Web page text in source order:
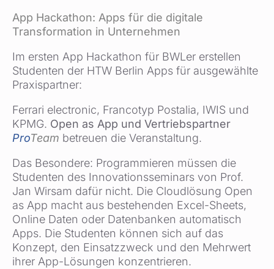
App Hackathon: Apps für die digitale
Transformation in Unternehmen
Im ersten App Hackathon für BWLer erstellen
Studenten der HTW Berlin Apps für ausgewählte
Praxispartner:
Ferrari electronic, Francotyp Postalia, IWIS und
KPMG. Open as App und Vertriebspartner
ProTeam betreuen die Veranstaltung.
Das Besondere: Programmieren müssen die
Studenten des Innovationsseminars von Prof.
Jan Wirsam dafür nicht. Die Cloudlösung Open
as App macht aus bestehenden Excel-Sheets,
Online Daten oder Datenbanken automatisch
Apps. Die Studenten können sich auf das
Konzept, den Einsatzzweck und den Mehrwert
ihrer App-Lösungen konzentrieren.